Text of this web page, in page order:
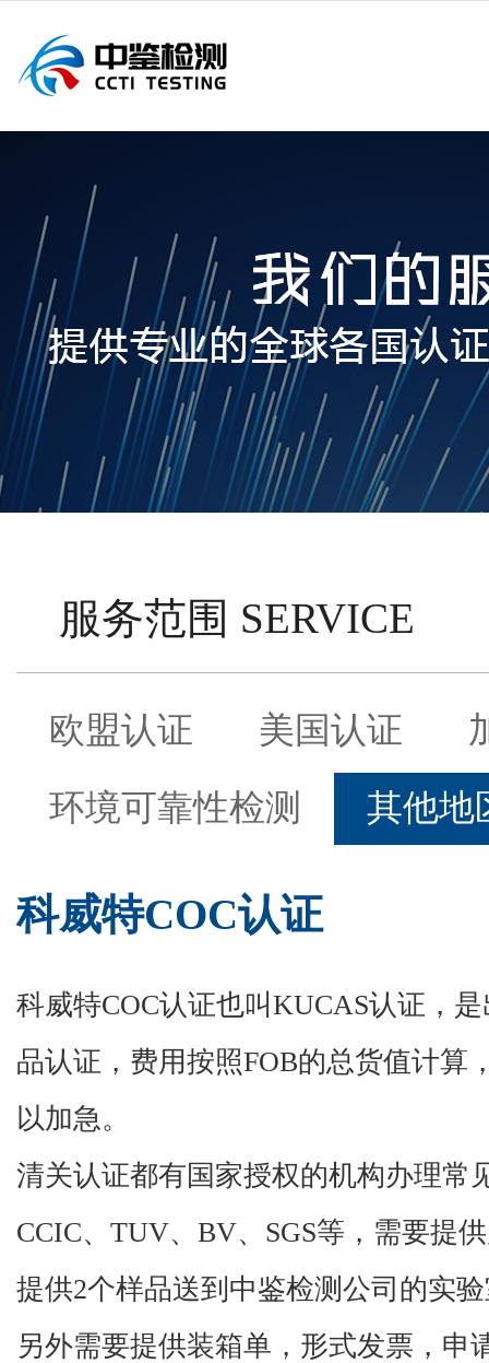
服务范围 SERVICE
欧盟认证 美国认证
环境可靠性检测
其他地
科威特COC认证
科威特COC认证也叫KUCAS认证 ，
品认证，费用按照FOB的总货值计算
以加急。
清关认证都有国家授权的机构办理常
CCIC、TUV、BV、SGS等，需要提
提供2个样品送到 中鉴检测公司的实
另外需要提供装箱单，形式发票，申